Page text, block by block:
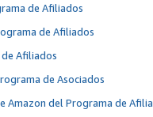
de Afiliados
de Afiliados
Afiliados
de Asociados
Amazon del Programa de